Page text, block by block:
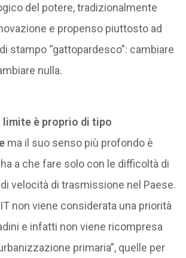
del potere, tradizionalmente
e propenso piuttosto ad
stampo “gattopardesco”: cambiare
nulla.
limite è proprio di tipo
ma il suo senso più profondo è
a che fare solo con le difficoltà di
velocità di trasmissione nel Paese.
non viene considerata una priorità
e infatti non viene ricompresa
primaria”, quelle per